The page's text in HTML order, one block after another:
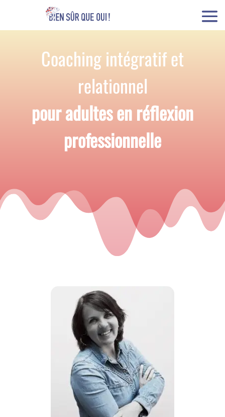
Coaching intégratif et
relationnel
pour adultes en réflexion
professionnelle